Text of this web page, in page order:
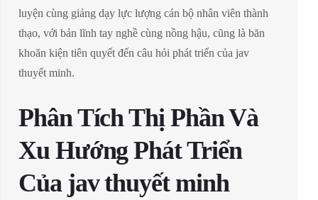
luyện cùng giảng dạy lực lượng cán bộ nhân viên thành
thạo, với bản lĩnh tay nghề cùng nồng hậu, cũng là băn
khoăn kiện tiên quyết đến câu hỏi phát triển của jav
thuyết minh.
Phân Tích Thị Phần Và
Xu Hướng Phát Triển
Của jav thuyết minh